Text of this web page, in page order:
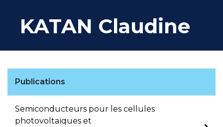
KATAN Claudine
Publications
Semiconducteurs pour les cellules
photovoltaïques et